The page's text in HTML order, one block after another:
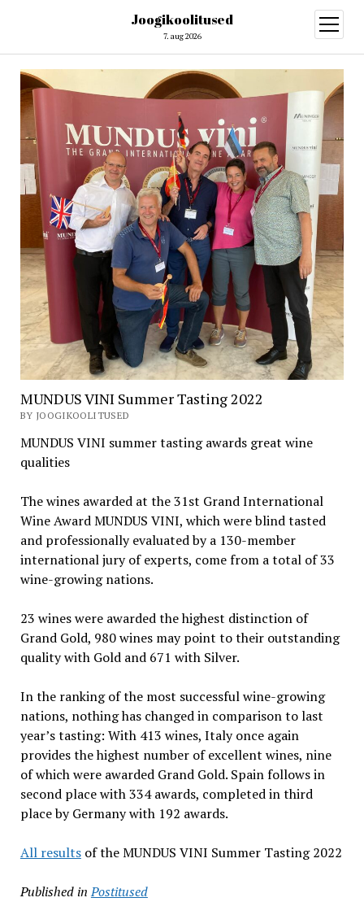
Joogikoolitused
7. aug 2026
open
menu
MUNDUS VINI Summer Tasting 2022
BY JOOGIKOOLITUSED
MUNDUS VINI summer tasting awards great wine
qualities
The wines awarded at the 31st Grand International
Wine Award MUNDUS VINI, which were blind tasted
and professionally evaluated by a 130-member
international jury of experts, come from a total of 33
wine-growing nations.
23 wines were awarded the highest distinction of
Grand Gold, 980 wines may point to their outstanding
quality with Gold and 671 with Silver.
In the ranking of the most successful wine-growing
nations, nothing has changed in comparison to last
year’s tasting: With 413 wines, Italy once again
provides the highest number of excellent wines, nine
of which were awarded Grand Gold. Spain follows in
second place with 334 awards, completed in third
place by Germany with 192 awards.
All resultsof the MUNDUS VINI Summer Tasting 2022
Published in Postitused